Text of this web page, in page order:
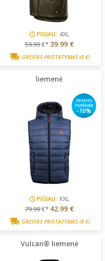
PIGIAU: 4XL
59.99€* 39.99 €
GREITAS PRISTATYMAS (0 €)
liemenė
Vasaros
nuolaida
-10%
PIGIAU: XXL
79.99€* 42.99 €
GREITAS PRISTATYMAS (0 €)
Vulcan® liemenė